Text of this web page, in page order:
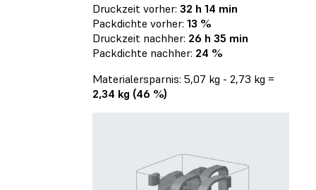
Druckzeit vorher: 32 h 14 min
Packdichte vorher: 13 %
Druckzeit nachher: 26 h 35 min
Packdichte nachher: 24 %
Materialersparnis: 5,07 kg - 2,73 kg =
2,34 kg (46 %)